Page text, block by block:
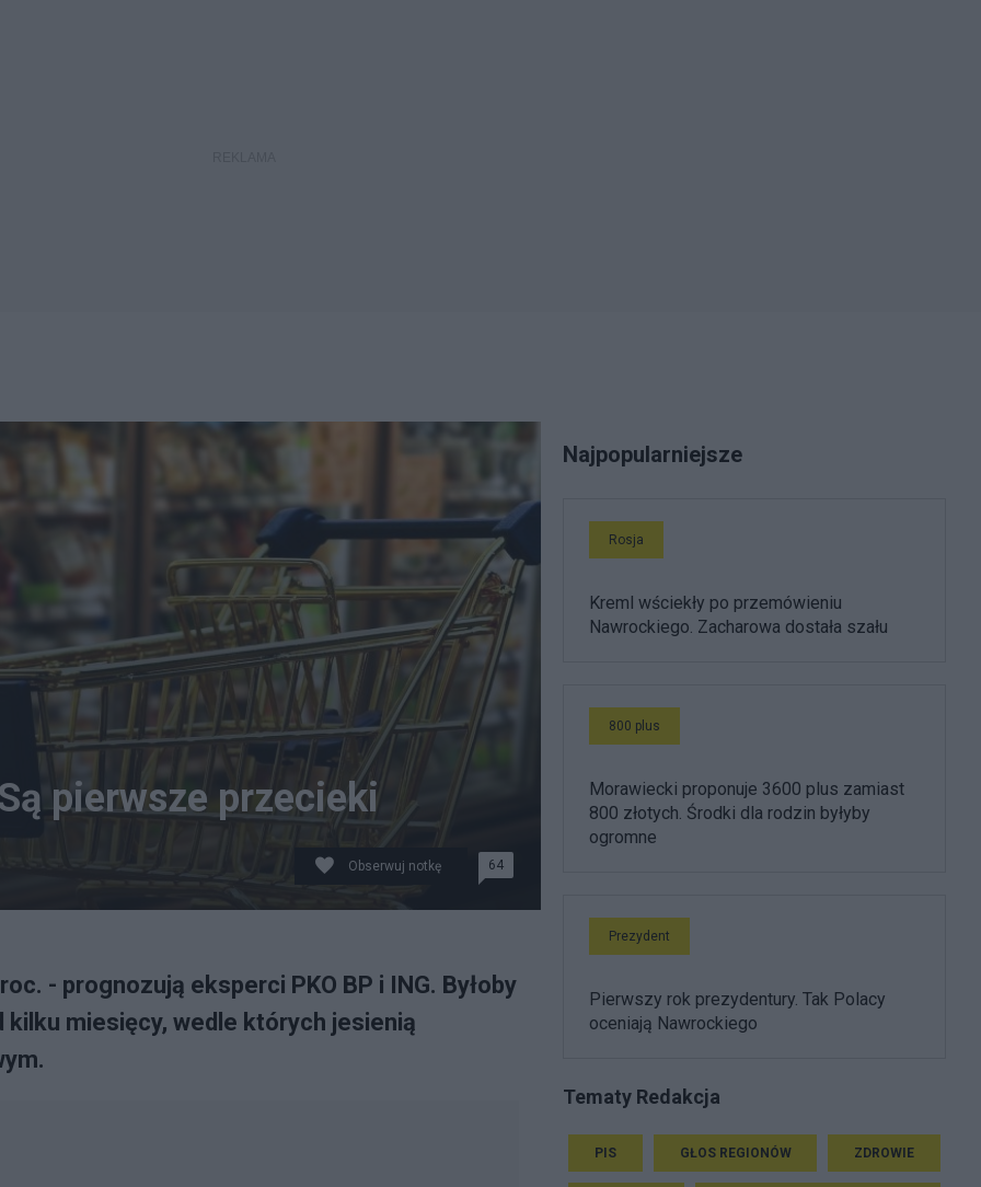
pierwsze przecieki
Obserwuj notkę 64
- prognozują eksperci PKO BP i ING. Byłoby
miesięcy, wedle których jesienią
Najpopularniejsze
Rosja
Kreml wściekły po przemówieniu
Nawrockiego. Zacharowa dostała szału
800 plus
Morawiecki proponuje 3600 plus zamiast
800 złotych. Środki dla rodzin byłyby
ogromne
Prezydent
Pierwszy rok prezydentury. Tak Polacy
oceniają Nawrockiego
Tematy Redakcja
PIS GŁOS REGIONÓW ZDROWIE